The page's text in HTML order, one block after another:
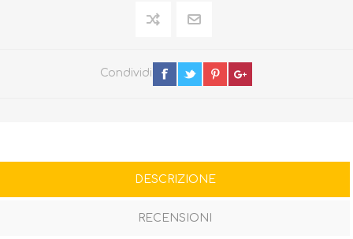
Condividi
DESCRIZIONE
RECENSIONI